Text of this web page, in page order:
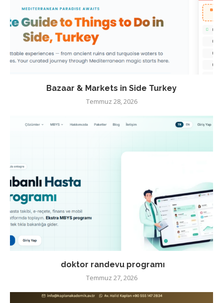
Bazaar & Markets in Side Turkey
Temmuz 28, 2026
doktor randevu programı
Temmuz 27, 2026